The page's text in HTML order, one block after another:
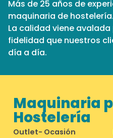
Más de 25 años de
maquinaria de hostelería.
La calidad viene
fidelidad que nuestros
día a día.
Maquinaria
Hostelería
Outlet- Ocasión